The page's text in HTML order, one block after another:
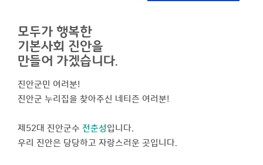
모두가 행복한
기본사회 진안을
만들어 가겠습니다.
진안군민 여러분!
진안군 누리집을 찾아주신 네티즌 여러분!
제52대 진안군수 전춘성입니다.
우리 진안은 당당하고 자랑스러운 곳입니다.